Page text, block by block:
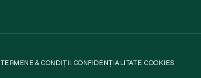
TERMENE & CONDIȚII.CONFIDENȚIALITATE.COOKIES